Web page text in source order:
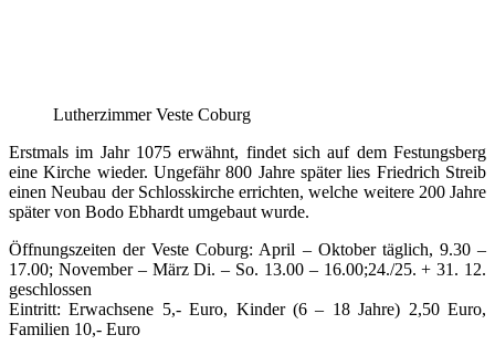
Lutherzimmer Veste Coburg
Erstmals im Jahr 1075 erwähnt, findet sich auf dem Festungsberg
eine Kirche wieder. Ungefähr 800 Jahre später lies Friedrich Streib
einen Neubau der Schlosskirche errichten, welche weitere 200 Jahre
später von Bodo Ebhardt umgebaut wurde.
Öffnungszeiten der Veste Coburg: April – Oktober täglich, 9.30 –
17.00; November – März Di. – So. 13.00 – 16.00;24./25. + 31. 12.
geschlossen
Eintritt: Erwachsene 5,- Euro, Kinder (6 – 18 Jahre) 2,50 Euro,
Familien 10,- Euro